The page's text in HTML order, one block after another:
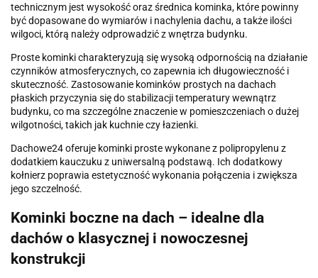
technicznym jest wysokość oraz średnica kominka, które powinny
być dopasowane do wymiarów i nachylenia dachu, a także ilości
wilgoci, którą należy odprowadzić z wnętrza budynku.
Proste kominki charakteryzują się wysoką odpornością na działanie
czynników atmosferycznych, co zapewnia ich długowieczność i
skuteczność. Zastosowanie kominków prostych na dachach
płaskich przyczynia się do stabilizacji temperatury wewnątrz
budynku, co ma szczególne znaczenie w pomieszczeniach o dużej
wilgotności, takich jak kuchnie czy łazienki.
Dachowe24 oferuje kominki proste wykonane z polipropylenu z
dodatkiem kauczuku z uniwersalną podstawą. Ich dodatkowy
kołnierz poprawia estetyczność wykonania połączenia i zwiększa
jego szczelność.
Kominki boczne na dach – idealne dla
dachów o klasycznej i nowoczesnej
konstrukcji